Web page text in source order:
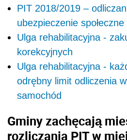
PIT 2018/2019 –
ubezpieczenie społeczne
Ulga rehabilitacyjna -
korekcyjnych
Ulga rehabilitacyjna -
odrębny limit odliczenia
samochód
Gminy zachęcają
rozliczania PIT w